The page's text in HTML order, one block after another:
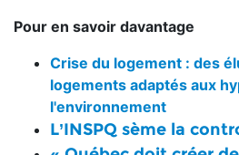
Pour en savoir davantage
Crise du logement : des
logements adaptés aux
l'environnement
L’INSPQ sème la